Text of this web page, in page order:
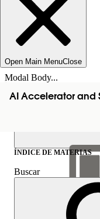
Open Main MenuClose
Modal Body...
AI Accelerator and
ÍNDICE DE MATERIAS
Buscar